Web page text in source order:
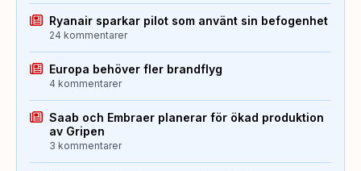
Ryanair sparkar pilot som använt sin befogenhet
24 kommentarer
Europa behöver fler brandflyg
4 kommentarer
Saab och Embraer planerar för ökad produktion
av Gripen
3 kommentarer